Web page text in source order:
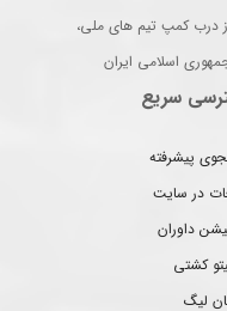
از درب کمپ تیم های ملی،
اسلامی ایران
سریع
پیشرفته
در سایت
داوران
کشتی
لیگ